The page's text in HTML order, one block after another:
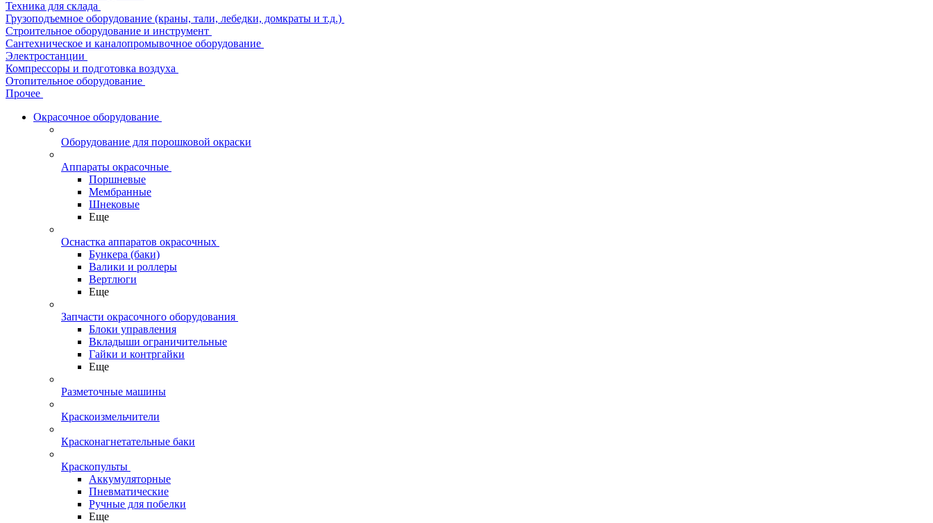
Техника для склада
Грузоподъемное оборудование (краны, тали, лебедки, домкраты и т.д.)
Строительное оборудование и инструмент
Сантехническое и каналопромывочное оборудование
Электростанции
Компрессоры и подготовка воздуха
Отопительное оборудование
Прочее
Окрасочное оборудование
Оборудование для порошковой окраски
Аппараты окрасочные
Поршневые
Мембранные
Шнековые
Еще
Оснастка аппаратов окрасочных
Бункера (баки)
Валики и роллеры
Вертлюги
Еще
Запчасти окрасочного оборудования
Блоки управления
Вкладыши ограничительные
Гайки и контргайки
Еще
Разметочные машины
Краскоизмельчители
Красконагнетательные баки
Краскопульты
Аккумуляторные
Пневматические
Ручные для побелки
Еще